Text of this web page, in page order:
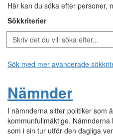
Här kan du söka efter personer,
Sökkriterier
Sök med mer avancerade
Nämnder
I nämnderna sitter politiker som
kommunfullmäktige.
som i sin tur utför den dagliga